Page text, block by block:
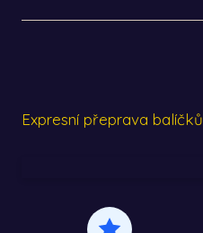
Expresní přeprava balíčků